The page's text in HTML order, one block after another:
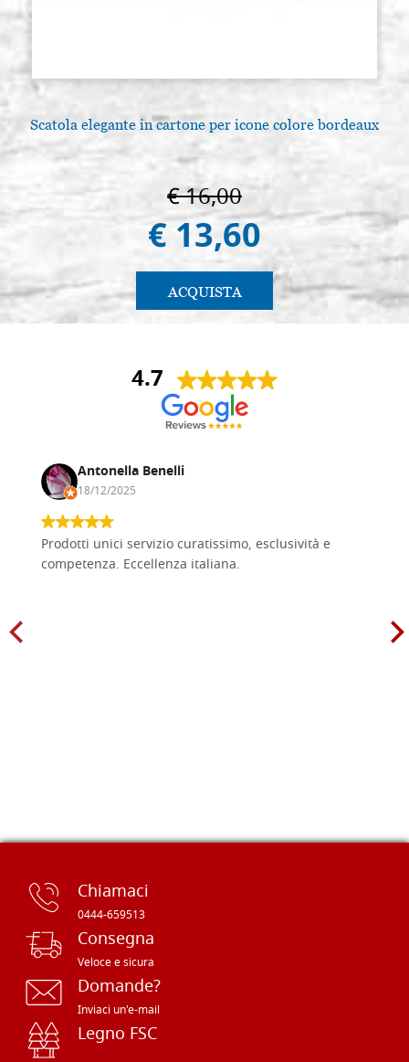
Scatola elegante in cartone per icone colore bordeaux
€ 16,00
€ 13,60
ACQUISTA
4.7
Antonella Benelli
18/12/2025
Prodotti unici servizio curatissimo, esclusività e
competenza. Eccellenza italiana.
Chiamaci
0444-659513
Consegna
Veloce e sicura
Domande?
Inviaci un'e-mail
Legno FSC